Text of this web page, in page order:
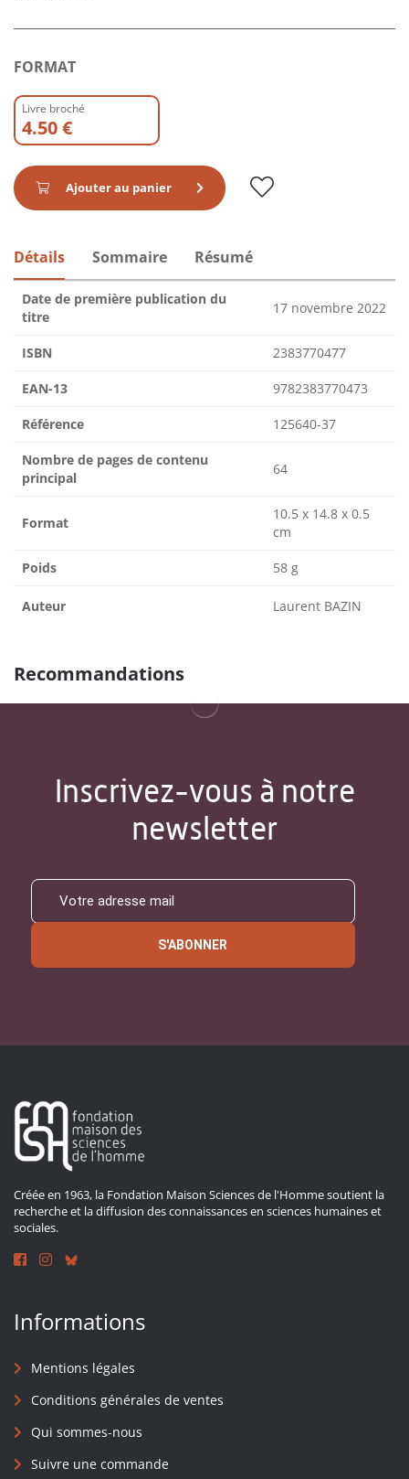
FORMAT
Livre broché
4.50 €
Ajouter au panier
Détails Sommaire Résumé
Date de première publication du
titre
17 novembre 2022
ISBN 2383770477
EAN-13 9782383770473
Référence 125640-37
Nombre de pages de contenu
principal
64
Format
10.5 x 14.8 x 0.5
cm
Poids 58 g
Auteur Laurent BAZIN
Recommandations
Inscrivez-vous à notre
newsletter
S'ABONNER
Créée en 1963, la Fondation Maison Sciences de l'Homme soutient la
recherche et la diffusion des connaissances en sciences humaines et
sociales.
Informations
Mentions légales
Conditions générales de ventes
Qui sommes-nous
Suivre une commande